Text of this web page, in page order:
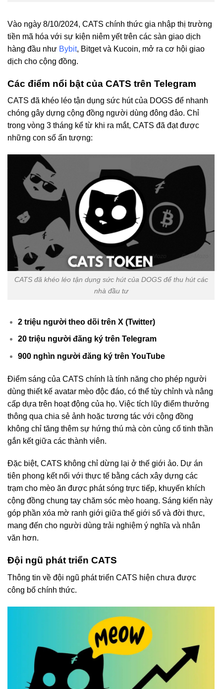
Vào ngày 8/10/2024, CATS chính thức gia nhập thị trường
tiền mã hóa với sự kiện niêm yết trên các sàn giao dịch
hàng đầu như Bybit, Bitget và Kucoin, mở ra cơ hội giao
dịch cho cộng đồng.
Các điểm nổi bật của CATS trên Telegram
CATS đã khéo léo tận dụng sức hút của DOGS để nhanh
chóng gây dựng cộng đồng người dùng đông đảo. Chỉ
trong vòng 3 tháng kể từ khi ra mắt, CATS đã đạt được
những con số ấn tượng:
CATS đã khéo léo tận dụng sức hút của DOGS để thu hút các
nhà đầu tư
2 triệu người theo dõi trên X (Twitter)
20 triệu người đăng ký trên Telegram
900 nghìn người đăng ký trên YouTube
Điểm sáng của CATS chính là tính năng cho phép người
dùng thiết kế avatar mèo độc đáo, có thể tùy chỉnh và nâng
cấp dựa trên hoạt động của họ. Việc tích lũy điểm thưởng
thông qua chia sẻ ảnh hoặc tương tác với cộng đồng
không chỉ tăng thêm sự hứng thú mà còn củng cố tinh thần
gắn kết giữa các thành viên.
Đặc biệt, CATS không chỉ dừng lại ở thế giới ảo. Dự án
tiên phong kết nối với thực tế bằng cách xây dựng các
trạm cho mèo ăn được phát sóng trực tiếp, khuyến khích
cộng đồng chung tay chăm sóc mèo hoang. Sáng kiến này
góp phần xóa mờ ranh giới giữa thế giới số và đời thực,
mang đến cho người dùng trải nghiệm ý nghĩa và nhân
văn hơn.
Đội ngũ phát triển CATS
Thông tin về đội ngũ phát triển CATS hiện chưa được
công bố chính thức.